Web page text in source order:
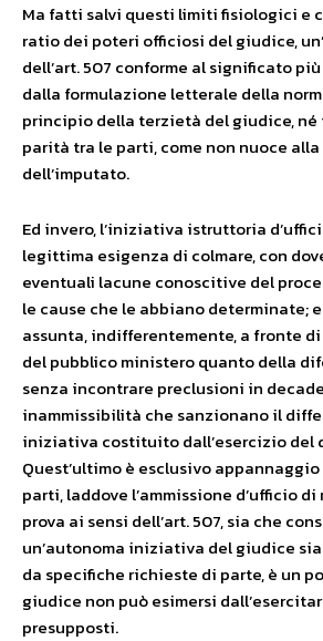
Ma fatti salvi questi limiti fisiologici e
ratio dei poteri officiosi del giudice,
dell’art. 507 conforme al significato
dalla formulazione letterale della
principio della terzietà del giudice,
parità tra le parti, come non nuoce
dell’imputato.
Ed invero, l’iniziativa istruttoria
legittima esigenza di colmare, con
eventuali lacune conoscitive del
le cause che le abbiano determinate;
assunta, indifferentemente, a fronte
del pubblico ministero quanto della
senza incontrare preclusioni in
inammissibilità che sanzionano il
iniziativa costituito dall’esercizio del
Quest’ultimo è esclusivo
parti, laddove l’ammissione d’ufficio
prova ai sensi dell’art. 507, sia che
un’autonoma iniziativa del giudice
da specifiche richieste di parte, è un
giudice non può esimersi
presupposti.